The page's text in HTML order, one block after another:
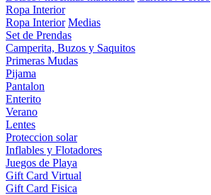
Ropa Interior
Ropa Interior Medias
Set de Prendas
Camperita, Buzos y Saquitos
Primeras Mudas
Pijama
Pantalon
Enterito
Verano
Lentes
Proteccion solar
Inflables y Flotadores
Juegos de Playa
Gift Card Virtual
Gift Card Fisica